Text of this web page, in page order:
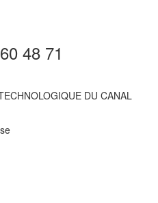
48 71
DU CANAL